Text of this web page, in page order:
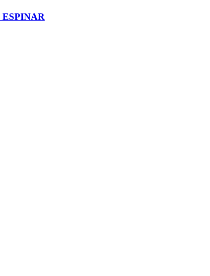
ESPINAR